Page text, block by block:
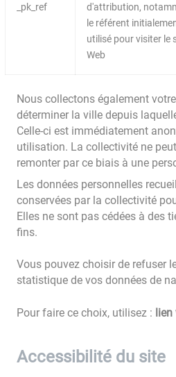
_pk_ref
d'attribution,
le référent
utilisé pour visiter le
Web
Nous collectons également
déterminer la ville depuis
Celle-ci est immédiatement
utilisation. La collectivité ne
remonter par ce biais à une
Les données personnelles
conservées par la collectivité
Elles ne sont pas cédées à des
fins.
Vous pouvez choisir de refuser
statistique de vos données de
Pour faire ce choix, utilisez : lien
Accessibilité du site